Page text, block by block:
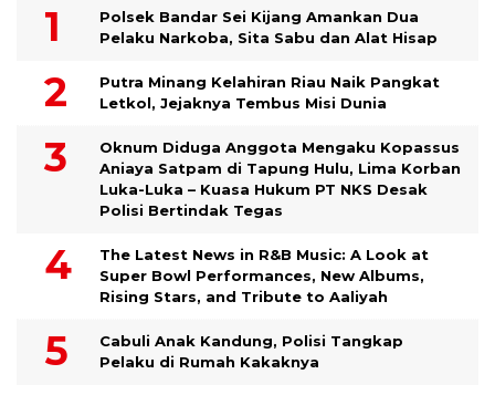
Polsek Bandar Sei Kijang Amankan Dua
Pelaku Narkoba, Sita Sabu dan Alat Hisap
Putra Minang Kelahiran Riau Naik Pangkat
Letkol, Jejaknya Tembus Misi Dunia
Oknum Diduga Anggota Mengaku Kopassus
Aniaya Satpam di Tapung Hulu, Lima Korban
Luka-Luka – Kuasa Hukum PT NKS Desak
Polisi Bertindak Tegas
The Latest News in R&B Music: A Look at
Super Bowl Performances, New Albums,
Rising Stars, and Tribute to Aaliyah
Cabuli Anak Kandung, Polisi Tangkap
Pelaku di Rumah Kakaknya